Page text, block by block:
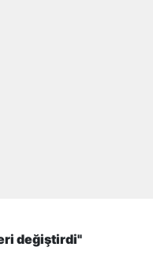
değiştirdi"